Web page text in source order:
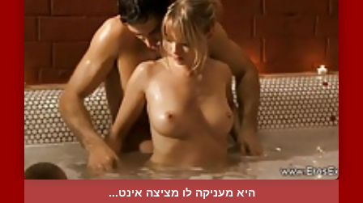
היא מעניקה לו מציצה אינט...